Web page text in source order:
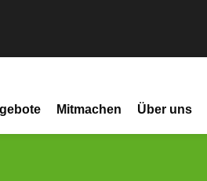
Mitmachen Über uns